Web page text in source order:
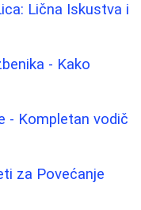
Lična Iskustva i
- Kako
- Kompletan vodič
za Povećanje